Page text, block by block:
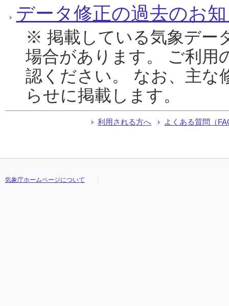
データ修正の過去のお
※ 掲載している気象デー
場合があります。 ご利用
認ください。 なお、主な
らせに掲載します。
利用される方へ よくある質問（
気象庁ホームページについて